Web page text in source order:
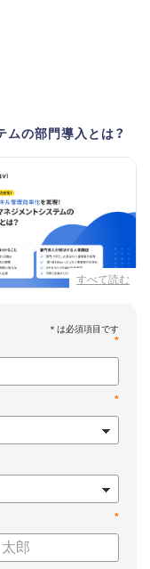
ムの部門導入とは？
すべて読む
入するメリット
ム活用事例
*
*
*